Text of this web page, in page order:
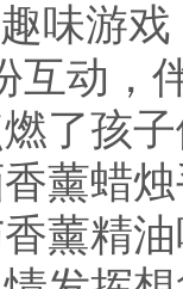
味游
互动，
了孩
薰蜡
薰精